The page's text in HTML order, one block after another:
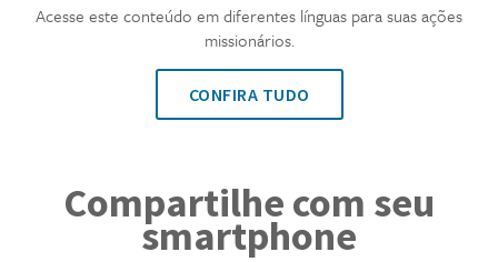
Acesse este conteúdo em diferentes línguas para suas ações
missionários.
CONFIRA TUDO
Compartilhe com seu
smartphone